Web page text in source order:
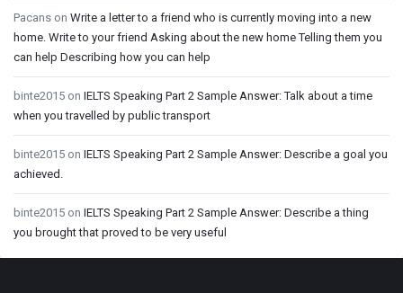
Pacans on Write a letter to a friend who is currently moving into a new
home. Write to your friend Asking about the new home Telling them you
can help Describing how you can help
binte2015 on IELTS Speaking Part 2 Sample Answer: Talk about a time
when you travelled by public transport
binte2015 on IELTS Speaking Part 2 Sample Answer: Describe a goal you
achieved.
binte2015 on IELTS Speaking Part 2 Sample Answer: Describe a thing
you brought that proved to be very useful